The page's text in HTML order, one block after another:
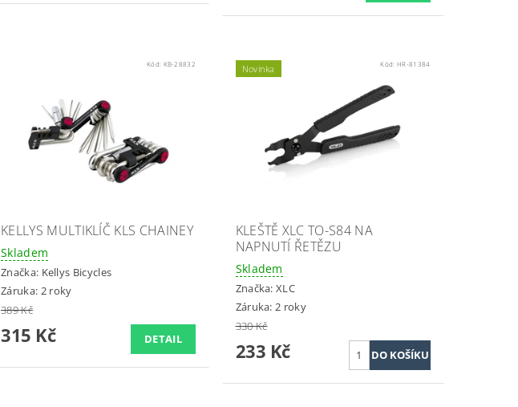
Kód: KB-28832
KELLYS MULTIKLÍČ KLS CHAINEY
Skladem
Značka: Kellys Bicycles
Záruka: 2 roky
389 Kč
315 Kč DETAIL
Novinka Kód:HR-81384
KLEŠTĚ XLC TO-S84 NA
NAPNUTÍ ŘETĚZU
Skladem
Značka:XLC
Záruka: 2 roky
330 Kč
233 Kč